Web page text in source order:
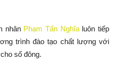
nhân Phạm Tấn Nghĩaluôn tiếp
trình đào tạo chất lượng với
số đông.